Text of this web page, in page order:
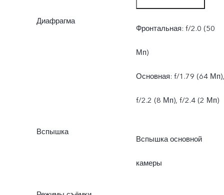
Диафрагма
Фронтальная: f/2.0 (50
Мп)
Основная: f/1.79 (64 Мп),
f/2.2 (8 Мп), f/2.4 (2 Мп)
Вспышка
Вспышка основной
камеры